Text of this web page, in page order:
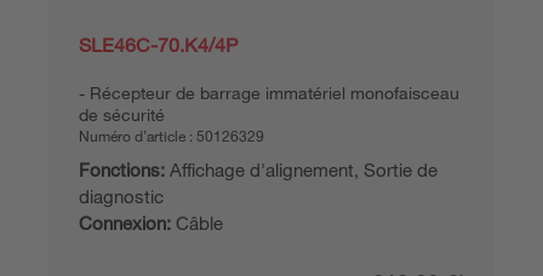
SLE46C-70.K4/4P
Récepteur de barrage immatériel monofaisceau
de sécurité
Numéro d’article : 50126329
Fonctions: Affichage d'alignement, Sortie de
diagnostic
Connexion: Câble